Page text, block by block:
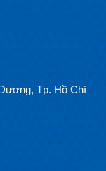
Tp. Hồ Chí